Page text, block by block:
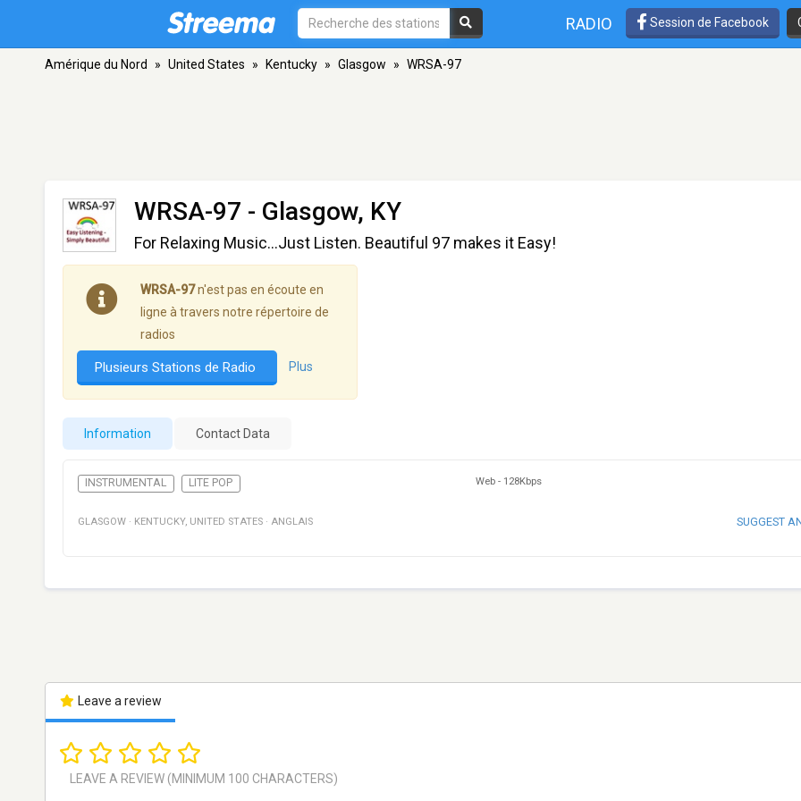
RADIO Session de Facebook
Amérique du Nord » United States » Kentucky » Glasgow » WRSA-97
WRSA-97 - Glasgow, KY
For Relaxing Music...Just Listen. Beautiful 97 makes it Easy!
WRSA-97n'est pas en écoute en
ligne à travers notre répertoire de
radios
Plusieurs Stations de Radio Plus
Information Contact Data
INSTRUMENTAL LITE POP Web - 128Kbps
GLASGOW · KENTUCKY, UNITED STATES · ANGLAIS SUGGEST
Leave a review